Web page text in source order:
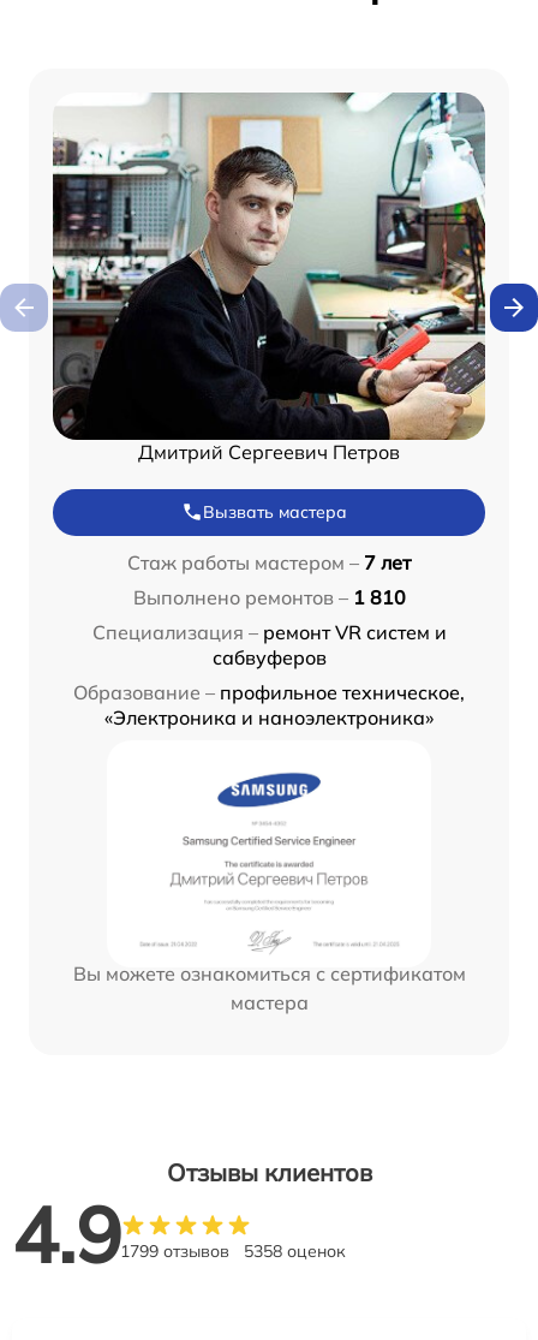
Дмитрий Сергеевич Петров
Вызвать мастера
Стаж работы мастером – 7 лет
Выполнено ремонтов – 1 810
Специализация – ремонт VR систем и
сабвуферов
Образование – профильное техническое,
«Электроника и наноэлектроника»
Вы можете ознакомиться с сертификатом
мастера
Отзывы клиентов
4.91799 отзывов 5358 оценок